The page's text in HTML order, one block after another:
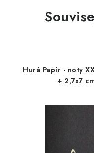
Hurá Papír - noty
+ 2,7x7